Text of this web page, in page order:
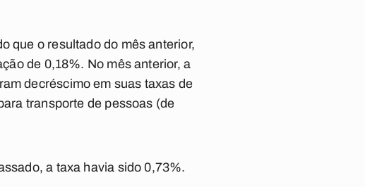
que o resultado do mês anterior,
de 0,18%. No mês anterior, a
decréscimo em suas taxas de
transporte de pessoas (de
a taxa havia sido 0,73%.